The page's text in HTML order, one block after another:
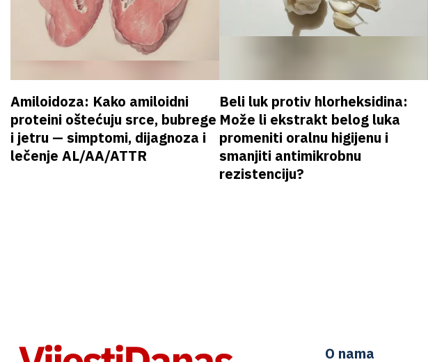
Amiloidoza: Kako amiloidni
proteini oštećuju srce, bubrege
i jetru — simptomi, dijagnoza i
lečenje AL/AA/ATTR
Beli luk protiv hlorheksidina:
Može li ekstrakt belog luka
promeniti oralnu higijenu i
smanjiti antimikrobnu
rezistenciju?
O nama